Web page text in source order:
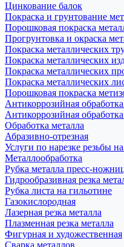
Цинкование балок
Покраска и грунтование
Порошковая покраска
Прогрунтовка и окраска
Покраска металлических
Покраска металлических
Покраска металлических
Покраска металлических
Порошковая покраска
Антикоррозийная
Антикоррозийная
Обработка металла
Абразивно-отрезная
Услуги по нарезке резьбы
Металлообработка
Рубка металла пресс-
Гидрообразивная резка
Рубка листа на гильотине
Газокислородная
Лазерная резка металла
Плазменная резка металла
Фигурная и художественная
Сварка металлов